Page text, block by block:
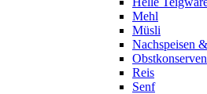
Mehl
Müsli
Nachspeisen
Obstkonserven
Reis
Senf